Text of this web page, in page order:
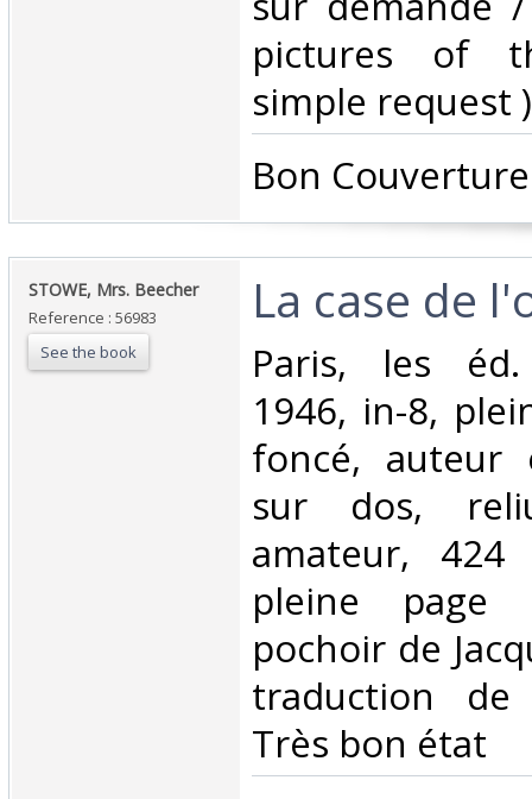
pictures of
simple request
‎Bon
‎STOWE, Mrs. Beecher‎
Reference : 56983
See the book
‎La case de
‎Paris, les
1946, in-8,
foncé,
sur dos,
amateur,
pleine
pochoir de
traduction de
Très bon état ‎